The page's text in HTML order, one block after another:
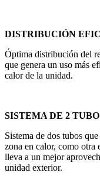
DISTRIBUCIÓN
Óptima distribución del
que genera un uso más
calor de la unidad.
SISTEMA DE 2
Sistema de dos tubos
zona en calor, como
lleva a un mejor
unidad exterior.